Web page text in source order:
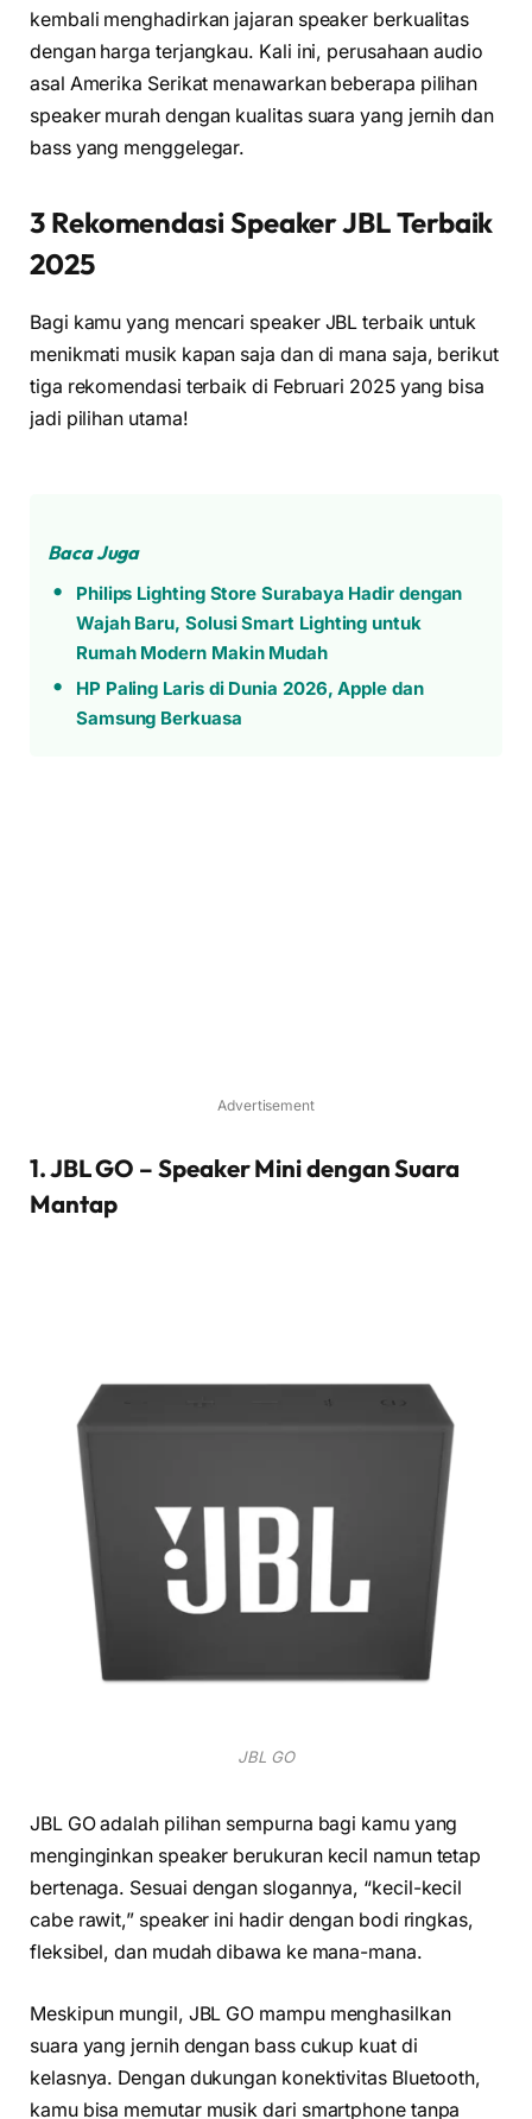
kembali menghadirkan jajaran speaker berkualitas
dengan harga terjangkau. Kali ini, perusahaan audio
asal Amerika Serikat menawarkan beberapa pilihan
speaker murah dengan kualitas suara yang jernih dan
bass yang menggelegar.
3 Rekomendasi Speaker JBL Terbaik
2025
Bagi kamu yang mencari speaker JBL terbaik untuk
menikmati musik kapan saja dan di mana saja, berikut
tiga rekomendasi terbaik di Februari 2025 yang bisa
jadi pilihan utama!
Baca Juga
Philips Lighting Store Surabaya Hadir dengan
Wajah Baru, Solusi Smart Lighting untuk
Rumah Modern Makin Mudah
HP Paling Laris di Dunia 2026, Apple dan
Samsung Berkuasa
Advertisement
1. JBL GO – Speaker Mini dengan Suara
Mantap
JBL GO
JBL GO adalah pilihan sempurna bagi kamu yang
menginginkan speaker berukuran kecil namun tetap
bertenaga. Sesuai dengan slogannya, “kecil-kecil
cabe rawit,” speaker ini hadir dengan bodi ringkas,
fleksibel, dan mudah dibawa ke mana-mana.
Meskipun mungil, JBL GO mampu menghasilkan
suara yang jernih dengan bass cukup kuat di
kelasnya. Dengan dukungan konektivitas Bluetooth,
kamu bisa memutar musik dari smartphone tanpa